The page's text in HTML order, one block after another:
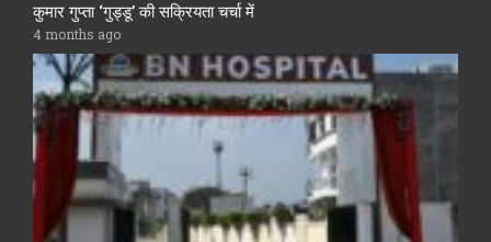
कुमार गुप्ता ‘गुड्डू’ की सक्रियता चर्चा में
4 months ago